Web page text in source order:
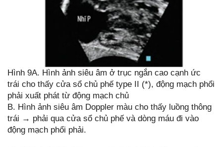
Hình 9A. Hình ảnh siêu âm ở trục ngắn cao cạnh ức
trái cho thấy cửa sổ chủ phế type II (*), động mạch phổi
phải xuất phát từ động mạch chủ
B. Hình ảnh siêu âm Doppler màu cho thấy luồng thông
trái → phải qua cửa sổ chủ phế và dòng máu đi vào
động mạch phổi phải.